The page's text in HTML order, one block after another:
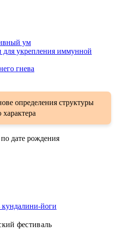
ум
для укрепления иммунной
гнева
определения структуры
характера
дате рождения
фестиваль